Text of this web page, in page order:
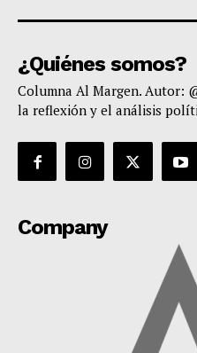
¿Quiénes somos?
Columna Al Margen. Autor:
la reflexión y el análisis
Company